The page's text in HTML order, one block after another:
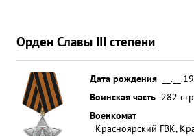
Орден Славы III степени
Дата рождения
Воинская часть 282
Военкомат
Красноярский ГВК,